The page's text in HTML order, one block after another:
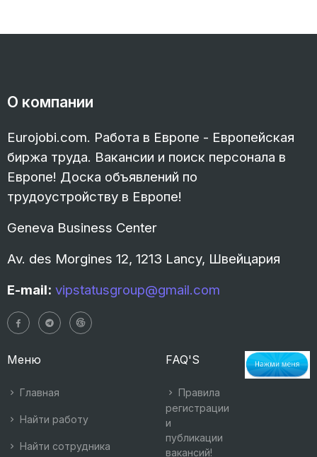
О компании
Eurojobi.com. Работа в Европе - Европейская
биржа труда. Вакансии и поиск персонала в
Европе! Доска объявлений по
трудоустройству в Европе!
Geneva Business Center
Av. des Morgines 12, 1213 Lancy, Швейцария
E-mail: vipstatusgroup@gmail.com
Меню
Главная
Найти работу
Найти сотрудника
FAQ'S
Правила
регистрации
и
публикации
вакансий!